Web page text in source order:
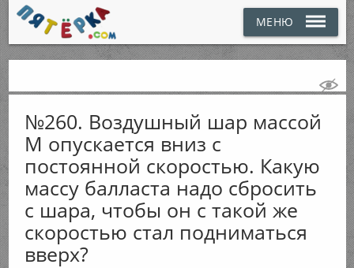
МЕНЮ
№260. Воздушный шар массой
М опускается вниз с
постоянной скоростью. Какую
массу балласта надо сбросить
с шара, чтобы он с такой же
скоростью стал подниматься
вверх?